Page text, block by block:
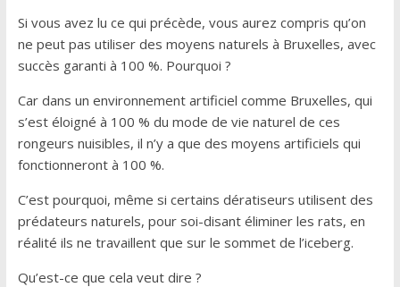
Si vous avez lu ce qui précède, vous aurez compris qu’on
ne peut pas utiliser des moyens naturels à Bruxelles, avec
succès garanti à 100 %. Pourquoi ?
Car dans un environnement artificiel comme Bruxelles, qui
s’est éloigné à 100 % du mode de vie naturel de ces
rongeurs nuisibles, il n’y a que des moyens artificiels qui
fonctionneront à 100 %.
C’est pourquoi, même si certains dératiseurs utilisent des
prédateurs naturels, pour soi-disant éliminer les rats, en
réalité ils ne travaillent que sur le sommet de l’iceberg.
Qu’est-ce que cela veut dire ?